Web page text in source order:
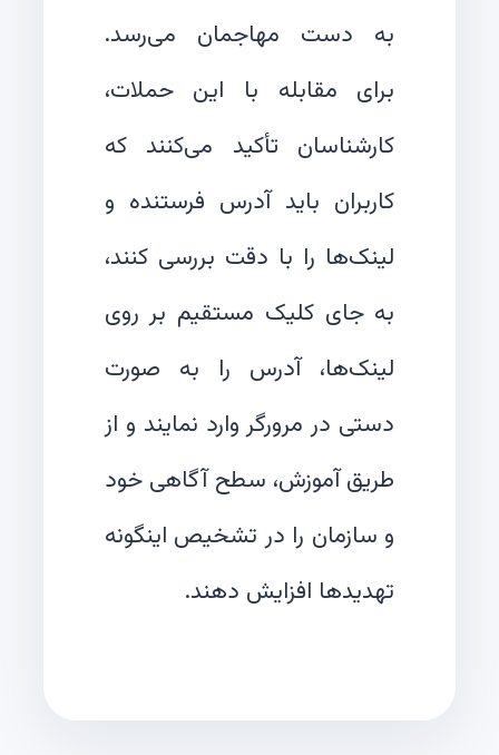
به دست مهاجمان می‌رسد.
برای مقابله با این حملات،
کارشناسان تأکید می‌کنند که
کاربران باید آدرس فرستنده و
لینک‌ها را با دقت بررسی کنند،
به جای کلیک مستقیم بر روی
لینک‌ها، آدرس را به صورت
دستی در مرورگر وارد نمایند و از
طریق آموزش، سطح آگاهی خود
و سازمان را در تشخیص اینگونه
تهدیدها افزایش دهند.